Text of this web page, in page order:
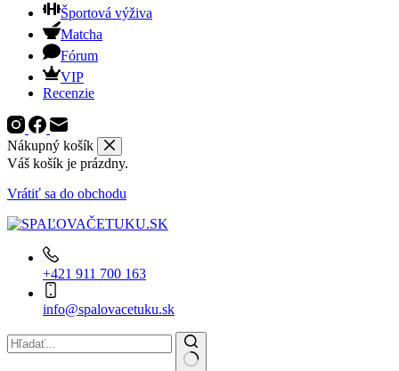
Športová výživa
Matcha
Fórum
VIP
Recenzie
Nákupný košík
Váš košík je prázdny.
Vrátiť sa do obchodu
+421 911 700 163
info@spalovacetuku.sk